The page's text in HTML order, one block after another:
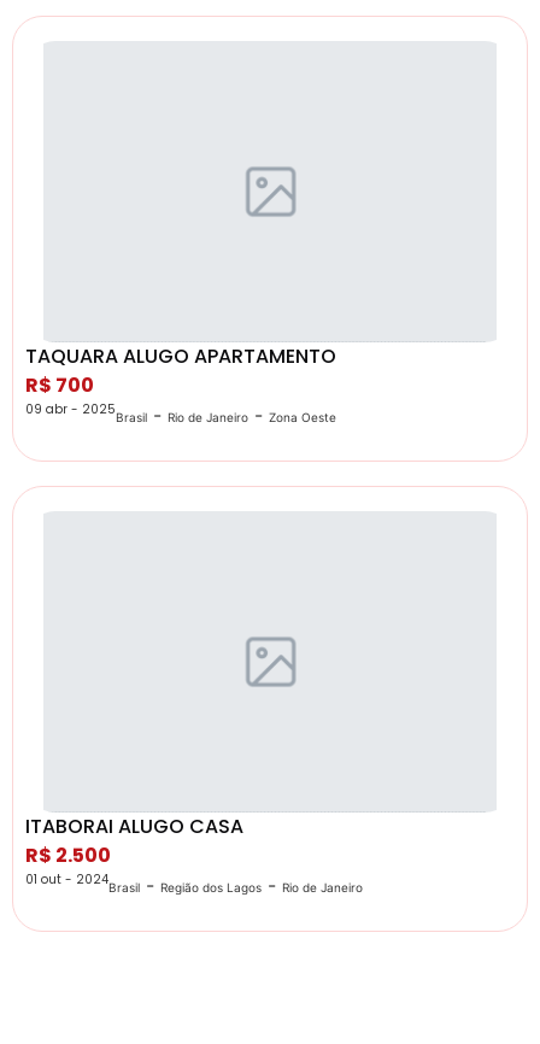
TAQUARA ALUGO APARTAMENTO
R$ 700
09 abr - 2025Brasil - Rio de Janeiro - Zona Oeste
ITABORAI ALUGO CASA
R$ 2.500
01 out - 2024Brasil - Região dos Lagos - Rio de Janeiro